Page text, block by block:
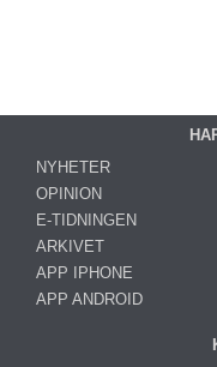
NYHETER
OPINION
E-TIDNINGEN
ARKIVET
APP IPHONE
APP ANDROID